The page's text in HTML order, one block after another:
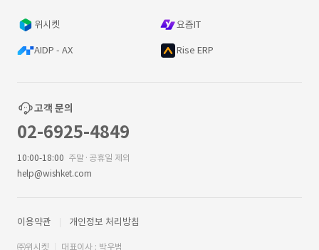
위시켓 요즘IT
AIDP - AX Rise ERP
고객 문의
02-6925-4849
10:00-18:00 주말·공휴일 제외
help@wishket.com
이용약관 개인정보 처리방침
㈜위시켓
대표이사 : 박우범